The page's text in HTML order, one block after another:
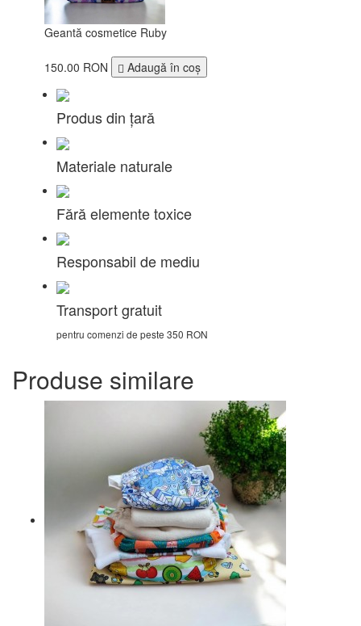
Geantă cosmetice Ruby
150.00 RON Adaugă în coş
Produs din țară
Materiale naturale
Fără elemente toxice
Responsabil de mediu
Transport gratuit
pentru comenzi de peste 350 RON
Produse similare